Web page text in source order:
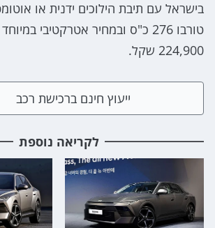
טורבו 276 כ"ס ובמחיר אטרקטיבי
224,900 שקל.
ייעוץ חינם ברכישת רכב
לקריאה נוספת